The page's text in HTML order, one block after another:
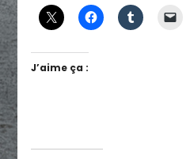
J’aime ça :